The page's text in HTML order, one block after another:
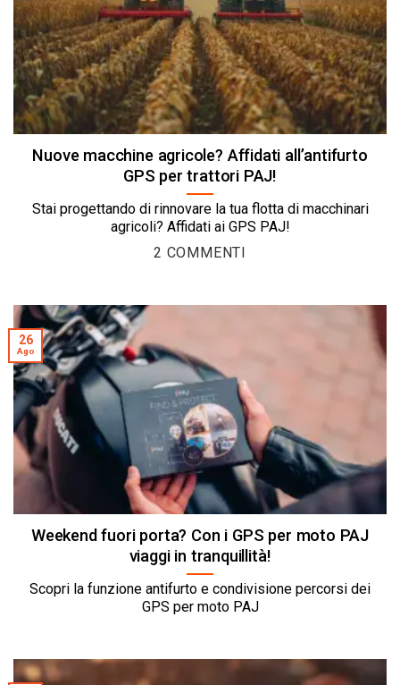
Nuove macchine agricole? Affidati all’antifurto
GPS per trattori PAJ!
Stai progettando di rinnovare la tua flotta di macchinari
agricoli? Affidati ai GPS PAJ!
2 COMMENTI
Weekend fuori porta? Con i GPS per moto PAJ
viaggi in tranquillità!
Scopri la funzione antifurto e condivisione percorsi dei
GPS per moto PAJ
26
Ago